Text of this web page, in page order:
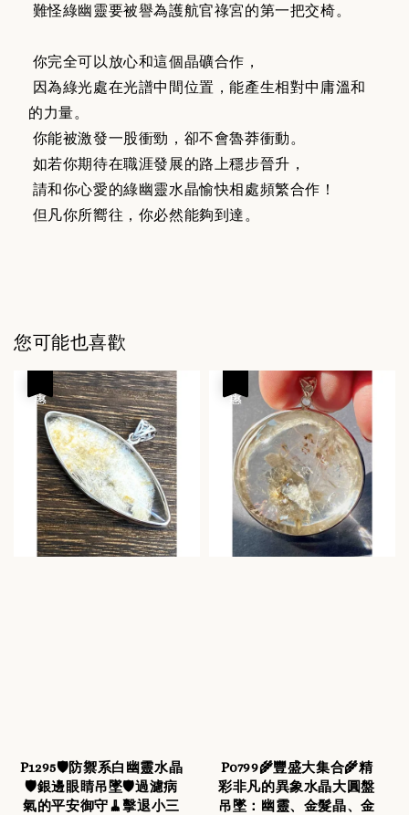
難怪綠幽靈要被譽為護航官祿宮的第一把交椅。
你完全可以放心和這個晶礦合作，
因為綠光處在光譜中間位置，能產生相對中庸溫和
的力量。
你能被激發一股衝勁，卻不會魯莽衝動。
如若你期待在職涯發展的路上穩步晉升，
請和你心愛的綠幽靈水晶愉快相處頻繁合作！
但凡你所嚮往，你必然能夠到達。
您可能也喜歡
P1295🛡️防禦系白幽靈水晶
🛡️銀邊眼睛吊墜🛡️過濾病
氣的平安御守🧹擊退小三
P0799🌾豐盛大集合🌾精
彩非凡的異象水晶大圓盤
吊墜：幽靈、金髮晶、金